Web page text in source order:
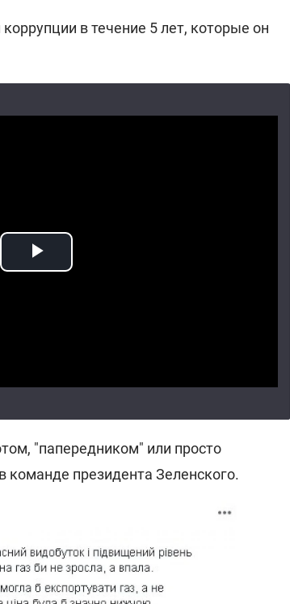
в течение 5 лет, которые он
"папередником" или просто
президента Зеленского.